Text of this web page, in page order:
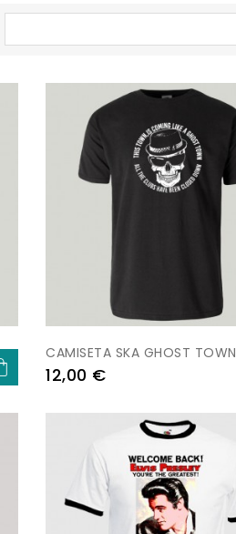
CAMISETA SKA GHOST TOWN
Preu
12,00 €